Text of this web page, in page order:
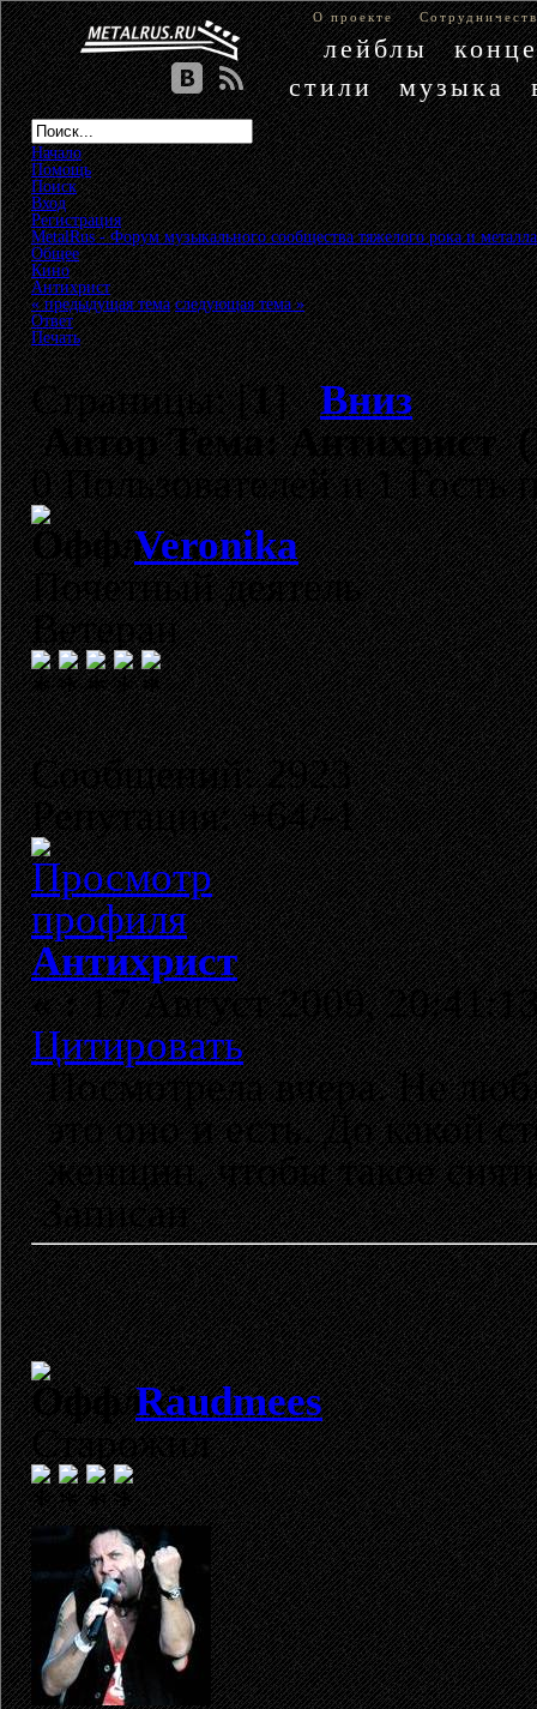
О проекте
лейблы
стили
музыка
Начало
Помощь
Поиск
Вход
Регистрация
MetalRus - Форум музыкального сообщества тяжелого рока и металла
Общее»
Кино»
Антихрист
« предыдущая тема следующая тема »
Ответ
Печать
Страницы: [1]Вниз
АвторТема: Антихрист
0 Пользователей и 1 Гость
Veronika
Почетный деятель
Ветеран
Сообщений: 2923
Репутация: +64/-1
Антихрист
«:17 Август 2009,
Цитировать
Посмотрела вчера. Не
это оно и есть. До какой
женщин, чтобы такое
Записан
Raudmees
Старожил